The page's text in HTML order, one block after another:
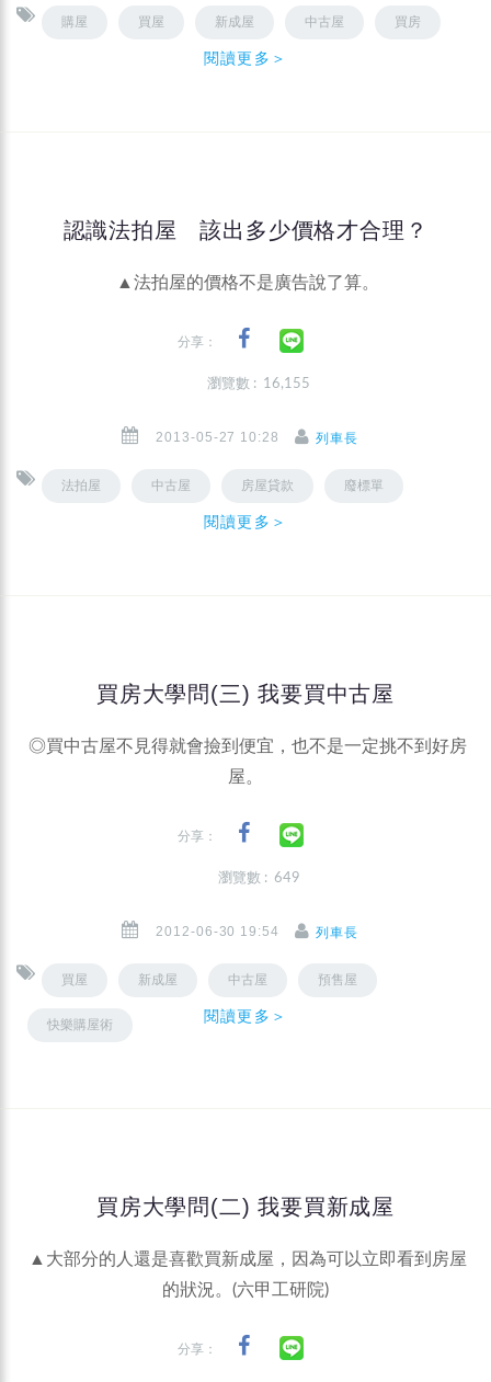
購屋 買屋 新成屋 中古屋 買房
閱讀更多＞
認識法拍屋 該出多少價格才合理？
▲法拍屋的價格不是廣告說了算。
分享：
瀏覽數 : 16,155
2013-05-27 10:28 列車長
法拍屋 中古屋 房屋貸款 廢標單
閱讀更多＞
買房大學問(三) 我要買中古屋
◎買中古屋不見得就會撿到便宜，也不是一定挑不到好房
屋。
分享：
瀏覽數 : 649
2012-06-30 19:54 列車長
買屋 新成屋 中古屋 預售屋
快樂購屋術 閱讀更多＞
買房大學問(二) 我要買新成屋
▲大部分的人還是喜歡買新成屋，因為可以立即看到房屋
的狀況。(六甲工研院)
分享：